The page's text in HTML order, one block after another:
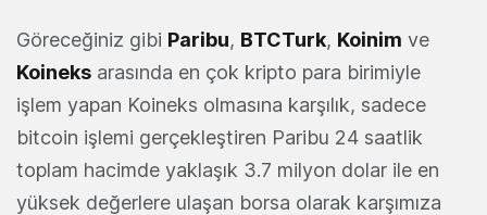
Göreceğiniz gibi Paribu, BTCTurk, Koinim ve
Koineks arasında en çok kripto para birimiyle
işlem yapan Koineks olmasına karşılık, sadece
bitcoin işlemi gerçekleştiren Paribu 24 saatlik
toplam hacimde yaklaşık 3.7 milyon dolar ile en
yüksek değerlere ulaşan borsa olarak karşımıza